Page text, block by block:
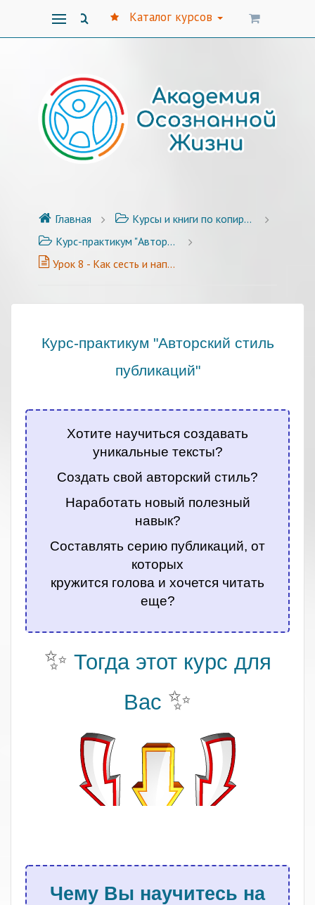
Каталог курсов
Главная
Курсы и книги по копирайтингу
Курс-практикум "Авторский стиль публикаций" - 25 уроков с примерами и заданиями
Урок 8 - Как сесть и написать?
Курс-практикум "Авторский стиль
публикаций"
Хотите научиться создавать
уникальные тексты?
Создать свой авторский стиль?
Наработать новый полезный
навык?
Составлять серию публикаций, от
которых
кружится голова и хочется читать
еще?
✨ Тогда этот курс для
Вас ✨
Чему Вы научитесь на